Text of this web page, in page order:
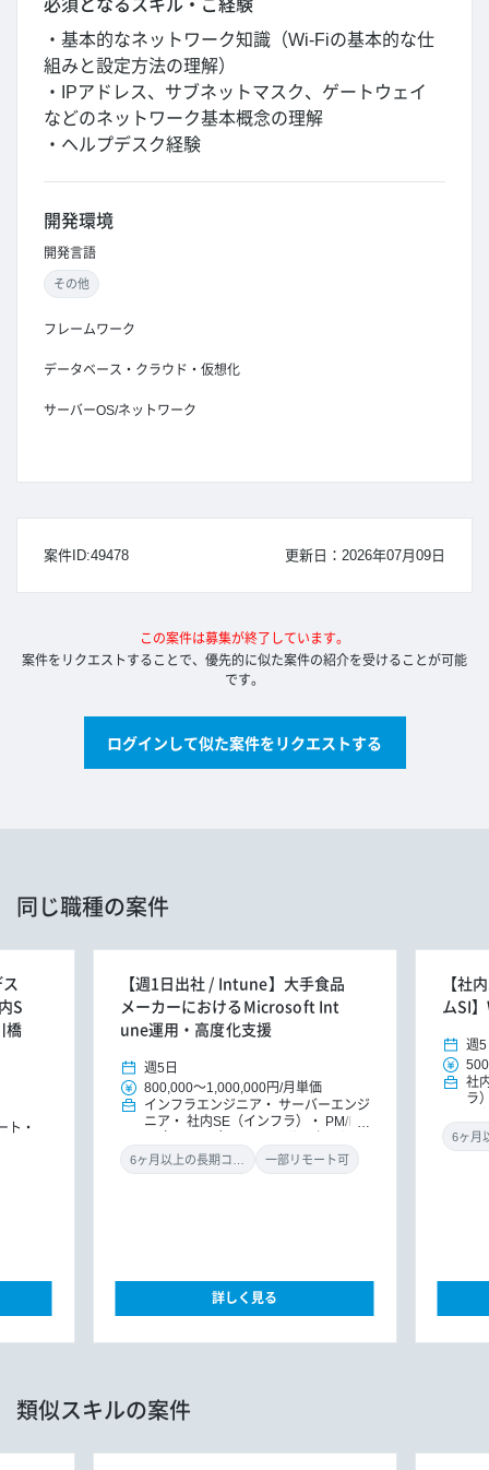
必須となるスキル・ご経験
・基本的なネットワーク知識（Wi-Fiの基本的な仕
組みと設定方法の理解）
・IPアドレス、サブネットマスク、ゲートウェイ
などのネットワーク基本概念の理解
・ヘルプデスク経験
開発環境
開発言語
その他
フレームワーク
データベース・クラウド・仮想化
サーバーOS/ネットワーク
更新日：2026年07月09日
案件ID:49478
この案件は募集が終了しています。
案件をリクエストすることで、優先的に似た案件の紹介を受けることが可能
です。
ログインして似た案件をリクエストする
同じ職種の案件
S
橋
ト
【週1日出社 / Intune】大手食品
メーカーにおけるMicrosoft Int
une運用・高度化支援
週5日
800,000～1,000,000円/月単価
インフラエンジニア
サーバーエンジ
ニア
社内SE（インフラ）
PM/PM
（インフラ）
ヘルプデスク/カスタ
マーサポート
一部リモート可
詳しく見る
【社
ムSI
週5
社
ラ
類似スキルの案件